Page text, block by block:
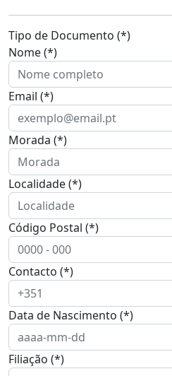
Tipo de Documento (*)
Nome (*)
Email (*)
Morada (*)
Localidade (*)
Código Postal (*)
Contacto (*)
Data de Nascimento (*)
Filiação (*)